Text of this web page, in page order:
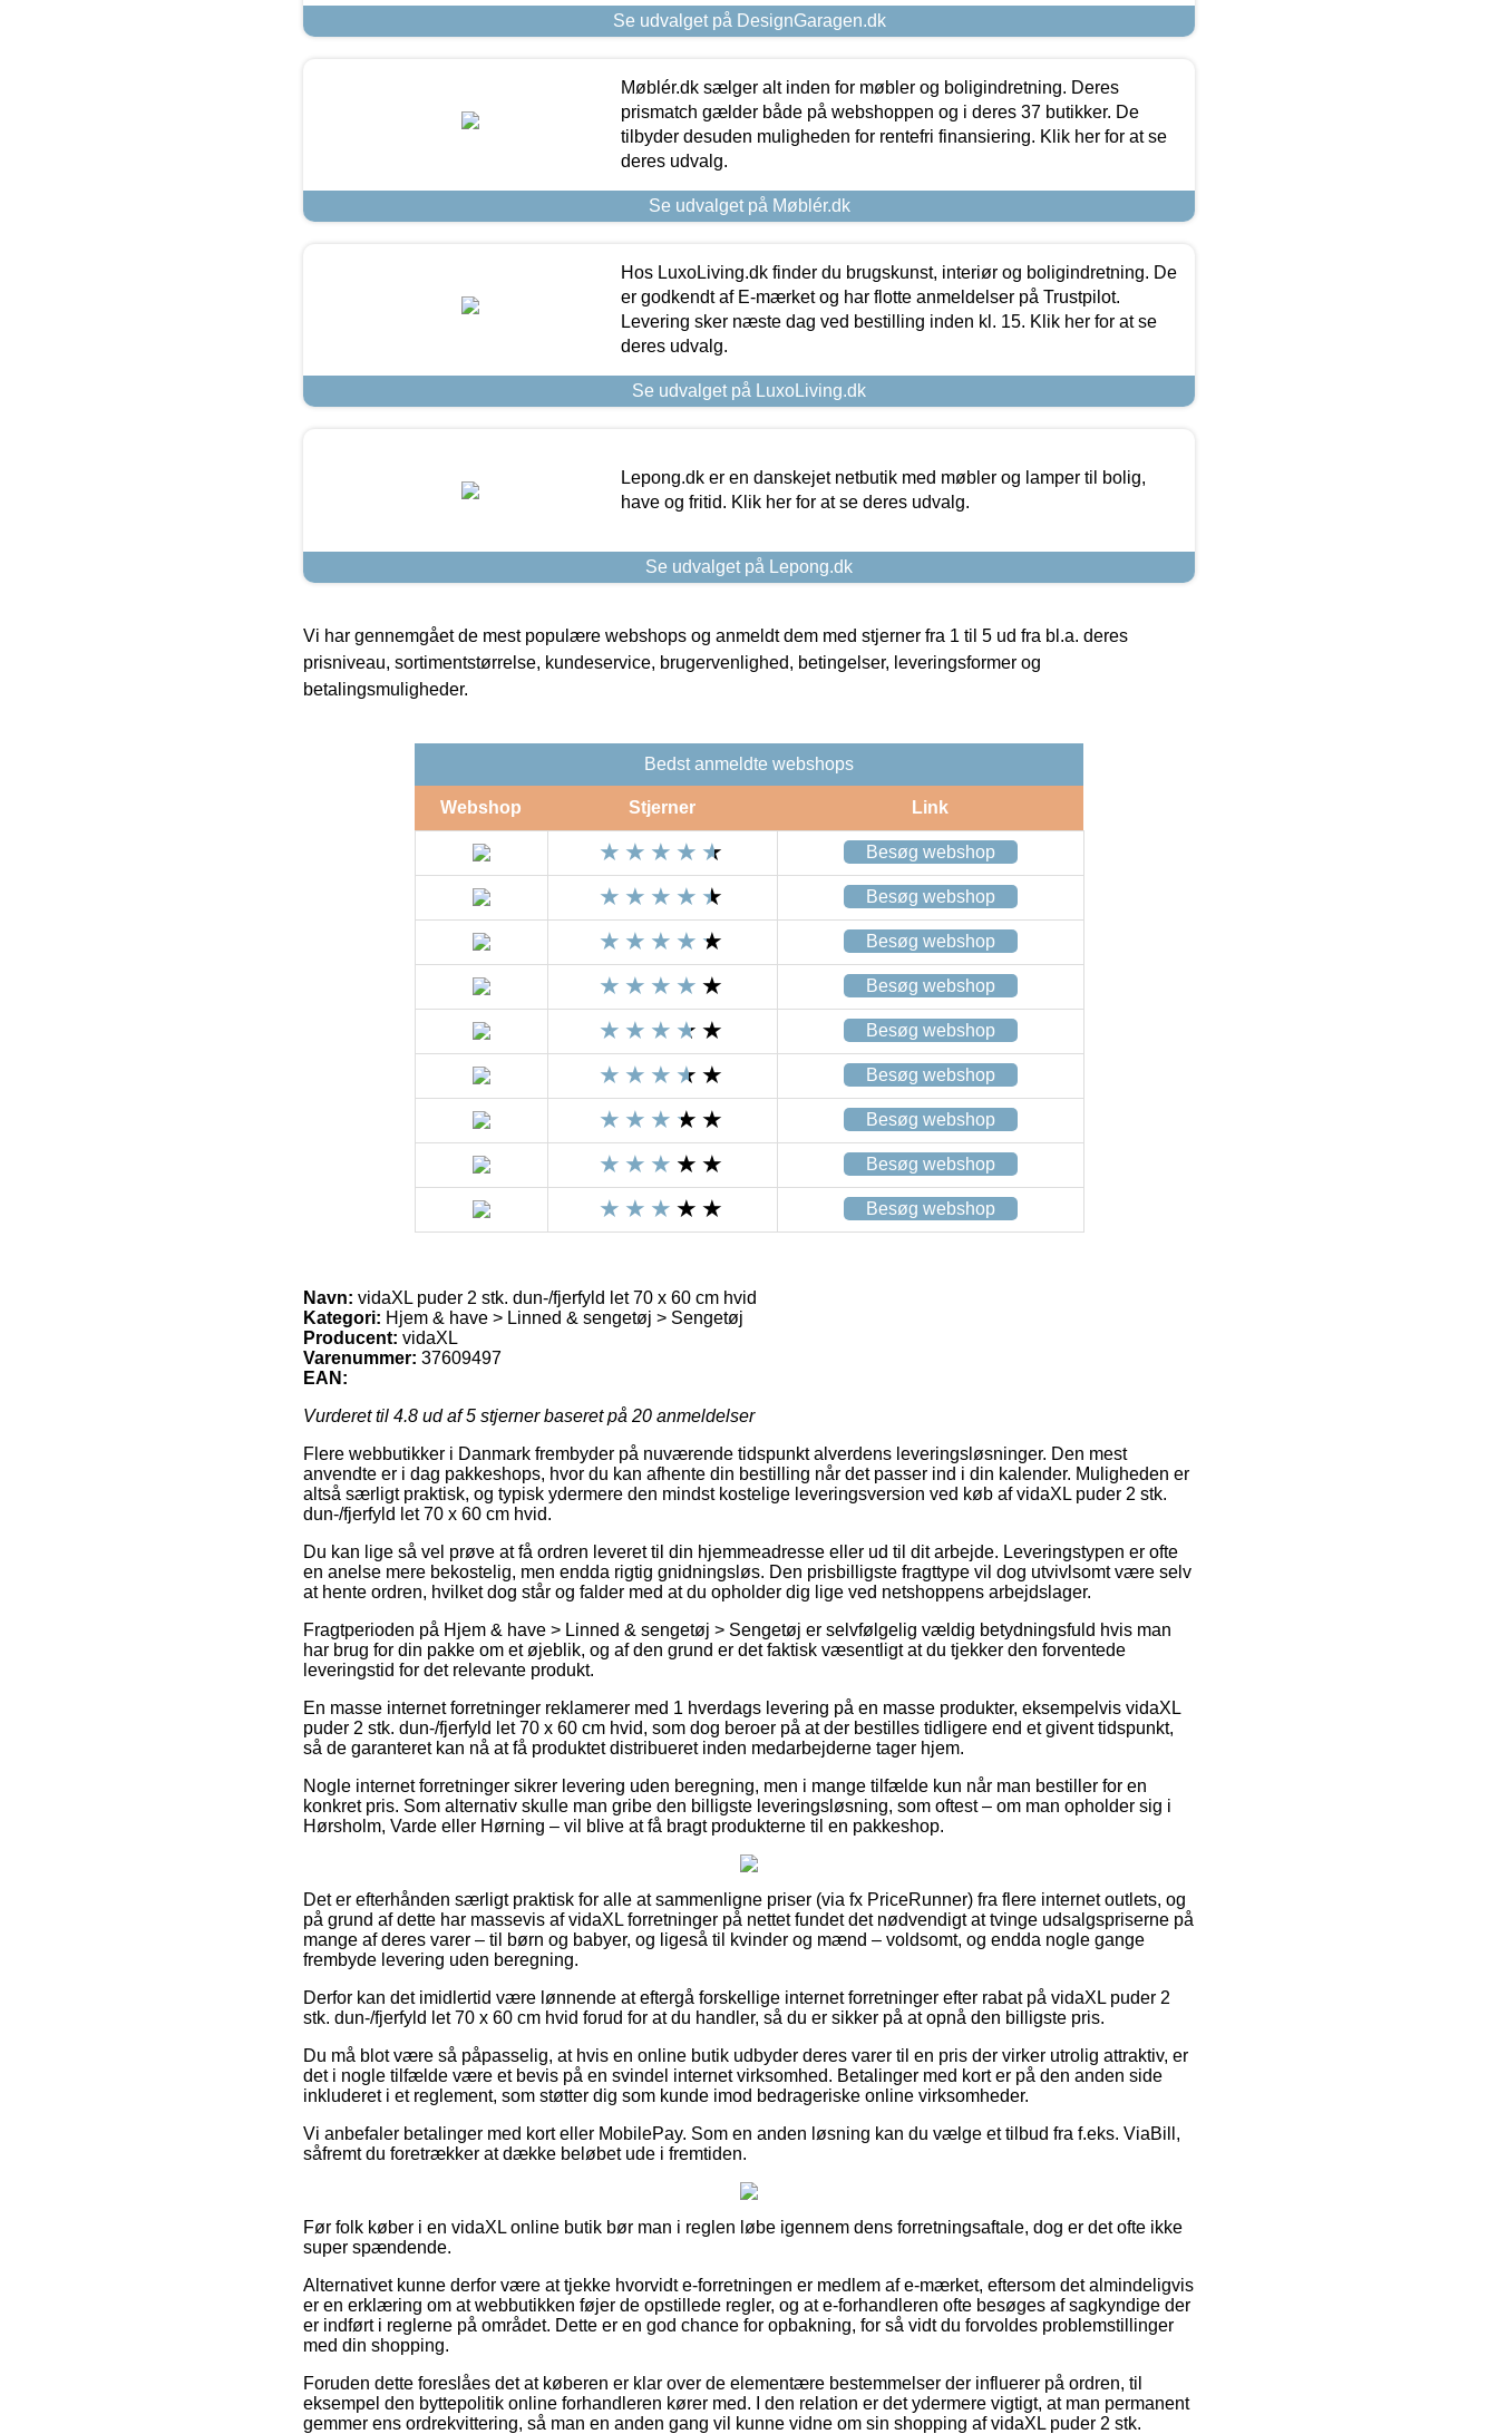
Se udvalget på DesignGaragen.dk
Møblér.dk sælger alt inden for møbler og boligindretning. Deres
prismatch gælder både på webshoppen og i deres 37 butikker. De
tilbyder desuden muligheden for rentefri finansiering. Klik her for at se
deres udvalg.
Se udvalget på Møblér.dk
Hos LuxoLiving.dk finder du brugskunst, interiør og boligindretning. De
er godkendt af E-mærket og har flotte anmeldelser på Trustpilot.
Levering sker næste dag ved bestilling inden kl. 15. Klik her for at se
deres udvalg.
Se udvalget på LuxoLiving.dk
Lepong.dk er en danskejet netbutik med møbler og lamper til bolig,
have og fritid. Klik her for at se deres udvalg.
Se udvalget på Lepong.dk
Vi har gennemgået de mest populære webshops og anmeldt dem med stjerner fra 1 til 5 ud fra bl.a. deres
prisniveau, sortimentstørrelse, kundeservice, brugervenlighed, betingelser, leveringsformer og
betalingsmuligheder.
Bedst anmeldte webshops
Webshop Stjerner Link
Besøg webshop
Besøg webshop
Besøg webshop
Besøg webshop
Besøg webshop
Besøg webshop
Besøg webshop
Besøg webshop
Besøg webshop
Navn: vidaXL puder 2 stk. dun-/fjerfyld let 70 x 60 cm hvid
Kategori: Hjem & have > Linned & sengetøj > Sengetøj
Producent: vidaXL
Varenummer: 37609497
EAN:
Vurderet til 4.8 ud af 5 stjerner baseret på 20 anmeldelser
Flere webbutikker i Danmark frembyder på nuværende tidspunkt alverdens leveringsløsninger. Den mest
anvendte er i dag pakkeshops, hvor du kan afhente din bestilling når det passer ind i din kalender. Muligheden er
altså særligt praktisk, og typisk ydermere den mindst kostelige leveringsversion ved køb af vidaXL puder 2 stk.
dun-/fjerfyld let 70 x 60 cm hvid.
Du kan lige så vel prøve at få ordren leveret til din hjemmeadresse eller ud til dit arbejde. Leveringstypen er ofte
en anelse mere bekostelig, men endda rigtig gnidningsløs. Den prisbilligste fragttype vil dog utvivlsomt være selv
at hente ordren, hvilket dog står og falder med at du opholder dig lige ved netshoppens arbejdslager.
Fragtperioden på Hjem & have > Linned & sengetøj > Sengetøj er selvfølgelig vældig betydningsfuld hvis man
har brug for din pakke om et øjeblik, og af den grund er det faktisk væsentligt at du tjekker den forventede
leveringstid for det relevante produkt.
En masse internet forretninger reklamerer med 1 hverdags levering på en masse produkter, eksempelvis vidaXL
puder 2 stk. dun-/fjerfyld let 70 x 60 cm hvid, som dog beroer på at der bestilles tidligere end et givent tidspunkt,
så de garanteret kan nå at få produktet distribueret inden medarbejderne tager hjem.
Nogle internet forretninger sikrer levering uden beregning, men i mange tilfælde kun når man bestiller for en
konkret pris. Som alternativ skulle man gribe den billigste leveringsløsning, som oftest – om man opholder sig i
Hørsholm, Varde eller Hørning – vil blive at få bragt produkterne til en pakkeshop.
Det er efterhånden særligt praktisk for alle at sammenligne priser (via fx PriceRunner) fra flere internet outlets, og
på grund af dette har massevis af vidaXL forretninger på nettet fundet det nødvendigt at tvinge udsalgspriserne på
mange af deres varer – til børn og babyer, og ligeså til kvinder og mænd – voldsomt, og endda nogle gange
frembyde levering uden beregning.
Derfor kan det imidlertid være lønnende at eftergå forskellige internet forretninger efter rabat på vidaXL puder 2
stk. dun-/fjerfyld let 70 x 60 cm hvid forud for at du handler, så du er sikker på at opnå den billigste pris.
Du må blot være så påpasselig, at hvis en online butik udbyder deres varer til en pris der virker utrolig attraktiv, er
det i nogle tilfælde være et bevis på en svindel internet virksomhed. Betalinger med kort er på den anden side
inkluderet i et reglement, som støtter dig som kunde imod bedrageriske online virksomheder.
Vi anbefaler betalinger med kort eller MobilePay. Som en anden løsning kan du vælge et tilbud fra f.eks. ViaBill,
såfremt du foretrækker at dække beløbet ude i fremtiden.
Før folk køber i en vidaXL online butik bør man i reglen løbe igennem dens forretningsaftale, dog er det ofte ikke
super spændende.
Alternativet kunne derfor være at tjekke hvorvidt e-forretningen er medlem af e-mærket, eftersom det almindeligvis
er en erklæring om at webbutikken føjer de opstillede regler, og at e-forhandleren ofte besøges af sagkyndige der
er indført i reglerne på området. Dette er en god chance for opbakning, for så vidt du forvoldes problemstillinger
med din shopping.
Foruden dette foreslåes det at køberen er klar over de elementære bestemmelser der influerer på ordren, til
eksempel den byttepolitik online forhandleren kører med. I den relation er det ydermere vigtigt, at man permanent
gemmer ens ordrekvittering, så man en anden gang vil kunne vidne om sin shopping af vidaXL puder 2 stk.